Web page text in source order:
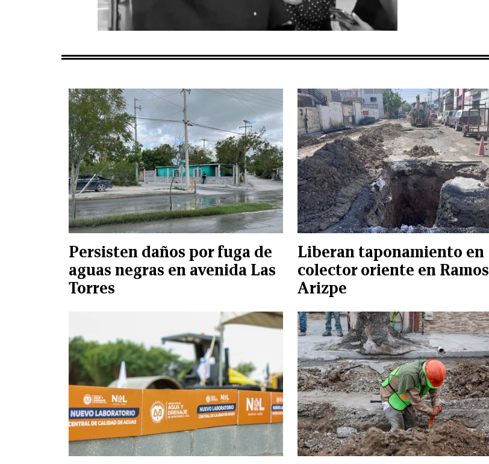
Persisten daños por fuga de
aguas negras en avenida Las
Torres
Liberan taponamiento en
colector oriente en Ramos
Arizpe